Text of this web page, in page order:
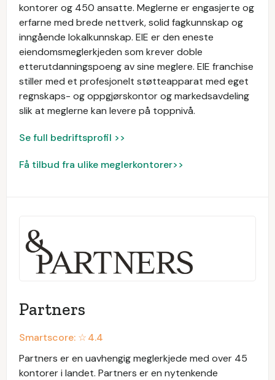
kontorer og 450 ansatte. Meglerne er engasjerte og
erfarne med brede nettverk, solid fagkunnskap og
inngående lokalkunnskap. EIE er den eneste
eiendomsmeglerkjeden som krever doble
etterutdanningspoeng av sine meglere. EIE franchise
stiller med et profesjonelt støtteapparat med eget
regnskaps- og oppgjørskontor og markedsavdeling
slik at meglerne kan levere på toppnivå.
Se full bedriftsprofil >>
Få tilbud fra ulike meglerkontorer>>
Partners
Smartscore: ☆4.4
Partners er en uavhengig meglerkjede med over 45
kontorer i landet. Partners er en nytenkende